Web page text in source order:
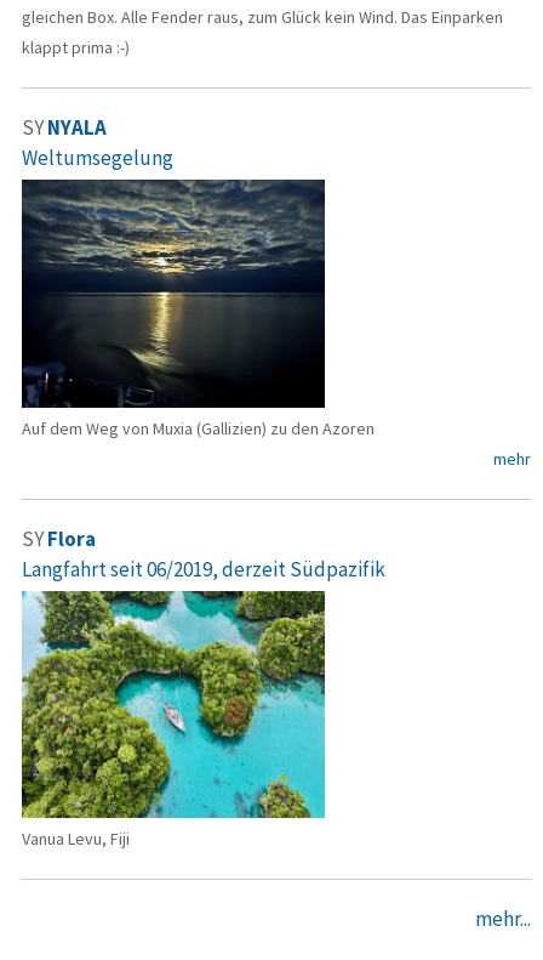
gleichen Box. Alle Fender raus, zum Glück kein Wind. Das Einparken
klappt prima :-)
SYNYALA
Weltumsegelung
Auf dem Weg von Muxia (Gallizien) zu den Azoren
mehr
SYFlora
Langfahrt seit 06/2019, derzeit Südpazifik
Vanua Levu, Fiji
mehr...